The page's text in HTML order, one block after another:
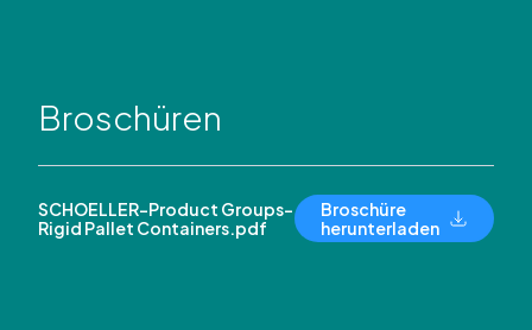
Broschüren
SCHOELLER-Product Groups-
Rigid Pallet Containers.pdf
Broschüre
herunterladen